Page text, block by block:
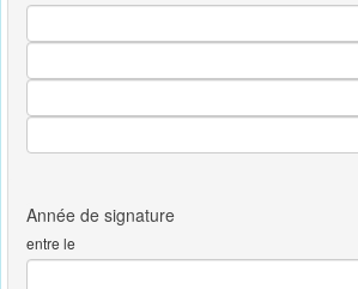
entre le